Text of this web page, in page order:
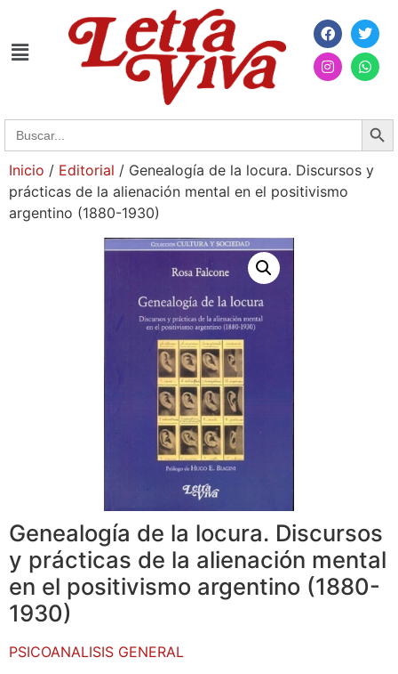
Search
for:
Inicio / Editorial / Genealogía de la locura. Discursos y
prácticas de la alienación mental en el positivismo
argentino (1880-1930)
Genealogía de la locura. Discursos
y prácticas de la alienación mental
en el positivismo argentino (1880-
1930)
PSICOANALISIS GENERAL